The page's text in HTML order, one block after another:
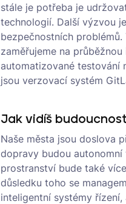
stále je potřeba je
technologií. Další výzvou
bezpečnostních
zaměřujeme na
automatizované testování
jsou verzovací systém
Jak vidíš
Naše města jsou doslova
dopravy budou
prostranství bude také
důsledku toho se
inteligentní systémy